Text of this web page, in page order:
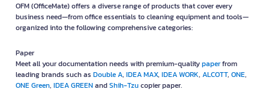
OFM (OfficeMate) offers a diverse range of products that cover every
business need—from office essentials to cleaning equipment and tools—
organized into the following comprehensive categories:
Paper
Meet all your documentation needs with premium-qualitypaperfrom
leading brands such as Double A, IDEA MAX, IDEA WORK, ALCOTT, ONE,
ONE Green, IDEA GREENandShih-Tzucopier paper.